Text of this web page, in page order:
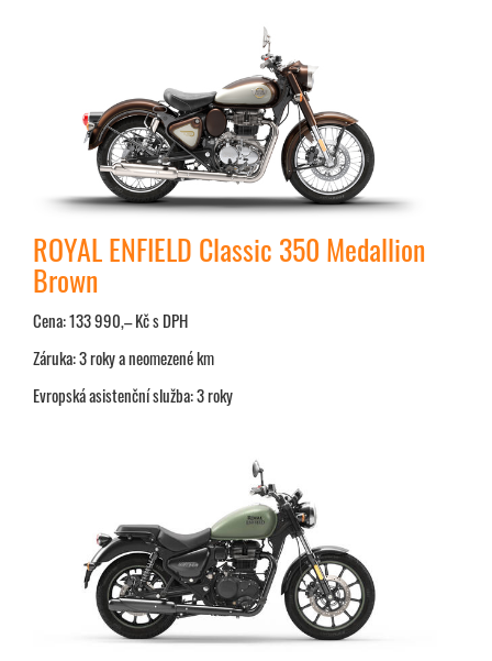
ROYAL ENFIELD Classic 350 Medallion
Brown
Cena: 133 990,– Kč s DPH
Záruka: 3 roky a neomezené km
Evropská asistenční služba: 3 roky